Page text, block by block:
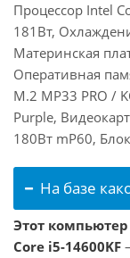
Процессор Intel
181Вт,
Материнская
Оперативная
M.2 MP33 PRO /
Purple,
180Вт mP60,
На базе
Этот
Core i5-14600KF